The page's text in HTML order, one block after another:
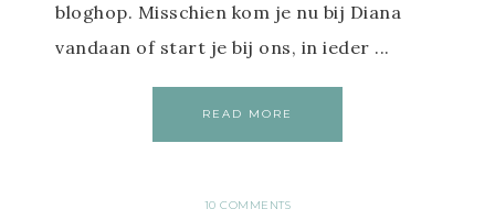
bloghop. Misschien kom je nu bij Diana
vandaan of start je bij ons, in ieder ...
READ MORE
10 COMMENTS